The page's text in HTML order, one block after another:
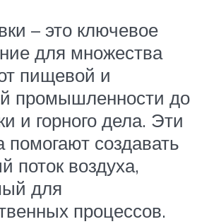
– это ключевое
для множества
пищевой и
промышленности до
и горного дела. Эти
помогают создавать
поток воздуха,
для
процессов.